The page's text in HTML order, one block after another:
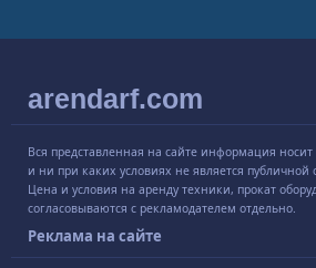
arendarf.com
Вся представленная на сайте информация
и ни при каких условиях не является публичной
Цена и условия на аренду техники, прокат
согласовываются с рекламодателем отдельно.
Реклама на сайте